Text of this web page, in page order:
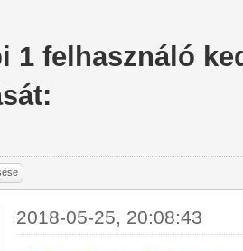
1 felhasználó
2018-05-25, 20:08:43